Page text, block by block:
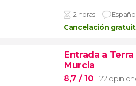
2 horas Español
Cancelación
Entrada a
Murcia
8,7 / 10
22